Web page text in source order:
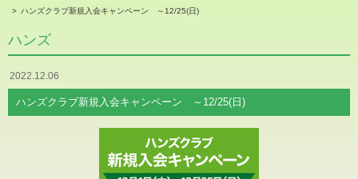
ハンズクラブ新規入会キャンペーン ～12/25(日)
ハンズ
2022.12.06
ハンズクラブ新規入会キャンペーン ～12/25(日)